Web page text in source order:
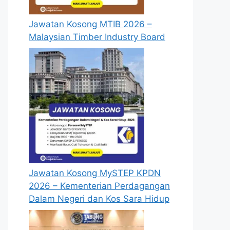
Jawatan Kosong MTIB 2026 –
Malaysian Timber Industry Board
Jawatan Kosong MySTEP KPDN
2026 – Kementerian Perdagangan
Dalam Negeri dan Kos Sara Hidup